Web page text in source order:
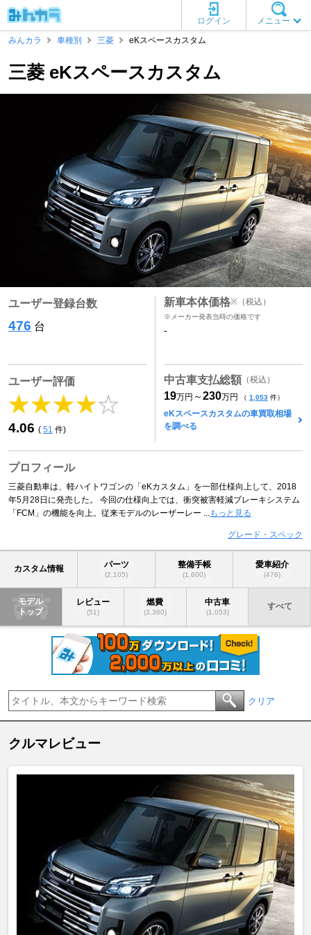
メニュー
ログイン
みんカラ
車種別 三菱 eKスペースカスタム
三菱 eKスペースカスタム
ユーザー登録台数
476 台
ユーザー評価
4.06 ( 51 件)
新車本体価格※ （税込）
※メーカー発表当時の価格です
-
中古車支払総額 （税込）
19万円 ～230万円 （ 1,053 件）
eKスペースカスタムの車買取相場
を調べる
プロフィール
三菱自動車は、軽ハイトワゴンの「eKカスタム」を一部仕様向上して、2018
年5月28日に発売した。 今回の仕様向上では、衝突被害軽減ブレーキシステム
「FCM」の機能を向上。従来モデルのレーザーレー ...
もっと見る
グレード・スペック
カスタム情報 パーツ
(2,105)
整備手帳
(1,600)
愛車紹介
(476)
モデル
トップ
レビュー
(51)
燃費
(3,360)
中古車
(1,053)
すべて
クリア
クルマレビュー